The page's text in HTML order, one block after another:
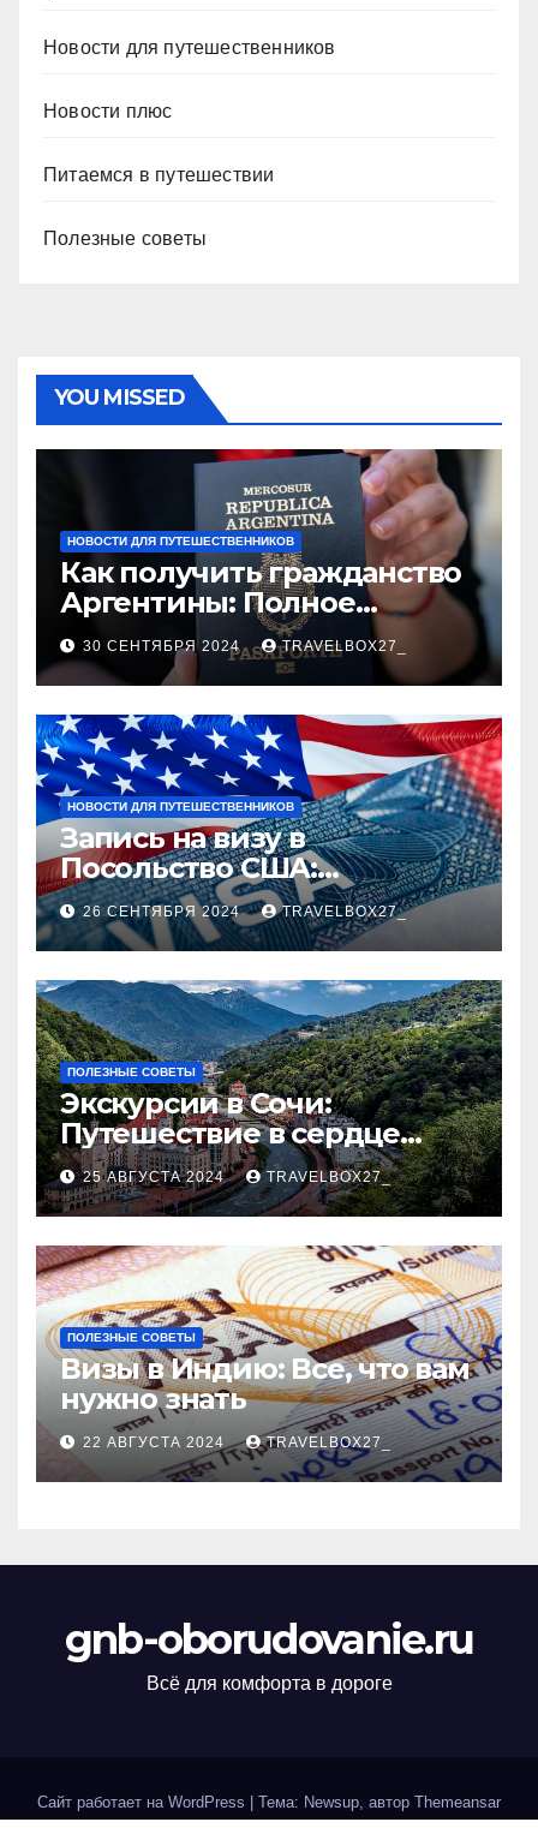
Новости для путешественников
Новости плюс
Питаемся в путешествии
Полезные советы
YOU MISSED
НОВОСТИ ДЛЯ ПУТЕШЕСТВЕННИКОВ
Как получить гражданство
Аргентины: Полное
руководство
30 СЕНТЯБРЯ 2024 TRAVELBOX27_
НОВОСТИ ДЛЯ ПУТЕШЕСТВЕННИКОВ
Запись на визу в
Посольство США:
Пошаговое руководство
26 СЕНТЯБРЯ 2024 TRAVELBOX27_
ПОЛЕЗНЫЕ СОВЕТЫ
Экскурсии в Сочи:
Путешествие в сердце
Черноморского курорта
25 АВГУСТА 2024 TRAVELBOX27_
ПОЛЕЗНЫЕ СОВЕТЫ
Визы в Индию: Все, что вам
нужно знать
22 АВГУСТА 2024 TRAVELBOX27_
gnb-oborudovanie.ru
Всё для комфорта в дороге
Сайт работает на WordPress Тема: Newsup, автор Themeansar